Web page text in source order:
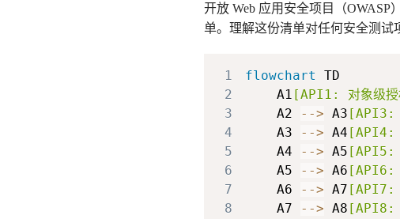
开放 Web 应用安全项目（OWASP
单。理解这份清单对任何安全测试
1 flowchart
2
    A1
[API1: 对象级
3
    A2
--> A3 [API3:
4
    A3
--> A4 [API4:
5
    A4
--> A5 [API5:
6
    A5
--> A6 [API6:
7
    A6
--> A7 [API7:
8
    A7
--> A8 [API8: